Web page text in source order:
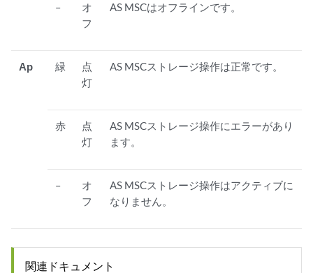
–
オ
フ
AS MSCはオフラインです。
Ap 緑
点
灯
AS MSCストレージ操作は正常です。
赤
点
灯
AS MSCストレージ操作にエラーがあり
ます。
–
オ
フ
AS MSCストレージ操作はアクティブに
なりません。
関連ドキュメント